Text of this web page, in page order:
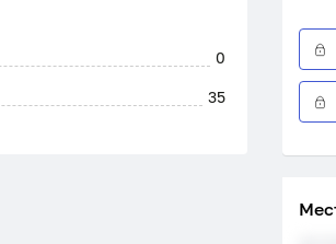
0
35